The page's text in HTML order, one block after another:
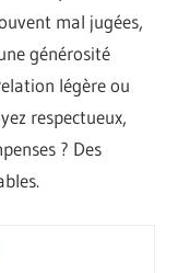
mal jugées,
générosité
légère ou
respectueux,
? Des